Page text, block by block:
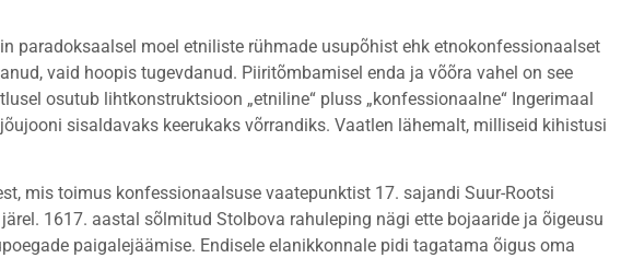
paradoksaalsel moel etniliste rühmade usupõhist ehk etnokonfessionaalset
vaid hoopis tugevdanud. Piiritõmbamisel enda ja võõra vahel on see
osutub lihtkonstruktsioon „etniline“ pluss „konfessionaalne“ Ingerimaal
sisaldavaks keerukaks võrrandiks. Vaatlen lähemalt, milliseid kihistusi
mis toimus konfessionaalsuse vaatepunktist 17. sajandi Suur-Rootsi
1617. aastal sõlmitud Stolbova rahuleping nägi ette bojaaride ja õigeusu
paigalejäämise. Endisele elanikkonnale pidi tagatama õigus oma